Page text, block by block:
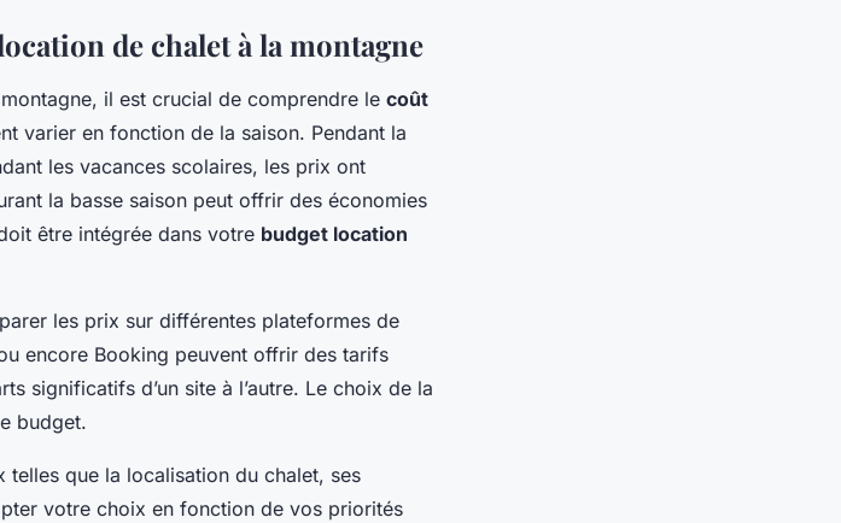
de chalet à la montagne
il est crucial de comprendre le coût
varier en fonction de la saison. Pendant la
les vacances scolaires, les prix ont
la basse saison peut offrir des économies
être intégrée dans votre budget location
les prix sur différentes plateformes de
encore Booking peuvent offrir des tarifs
significatifs d’un site à l’autre. Le choix de la
budget.
que la localisation du chalet, ses
votre choix en fonction de vos priorités